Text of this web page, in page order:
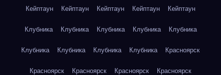
Кейптаун Кейптаун Кейптаун Кейптаун Кейптаун
Клубника Клубника Клубника Клубника Клубника
Клубника Клубника Клубника Клубника Красноярск
Красноярск Красноярск Красноярск Красноярск